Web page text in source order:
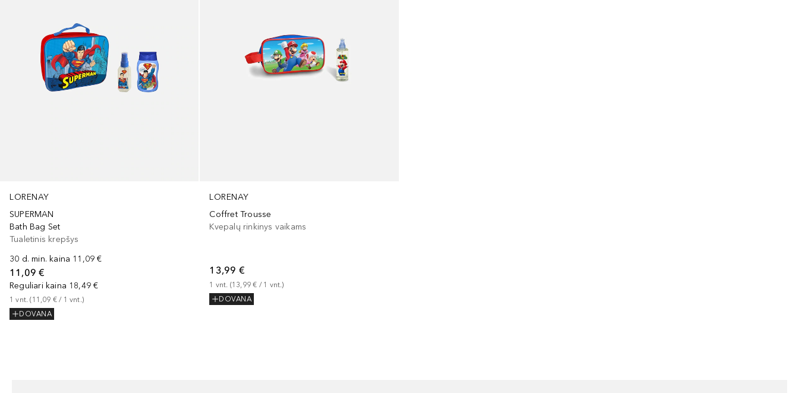
LORENAY
SUPERMAN
Bath Bag Set
Tualetinis krepšys
30 d. min. kaina 11,09 €
11,09 €
Reguliari kaina 18,49 €
1 vnt. (11,09 € / 1 vnt.)
DOVANA
LORENAY
Coffret Trousse
Kvepalų rinkinys vaikams
13,99 €
1 vnt. (13,99 € / 1 vnt.)
DOVANA